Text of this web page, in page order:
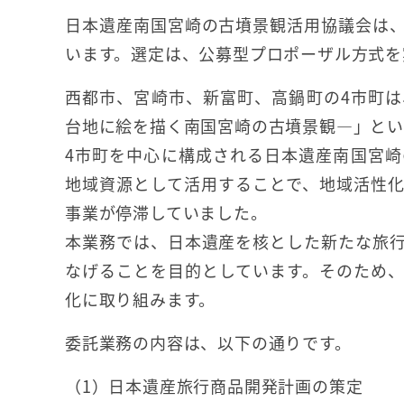
日本遺産南国宮崎の古墳景観活用協議会は
います。選定は、公募型プロポーザル方式を
西都市、宮崎市、新富町、高鍋町の4市町
台地に絵を描く南国宮崎の古墳景観―」と
4市町を中心に構成される日本遺産南国宮
地域資源として活用することで、地域活性
事業が停滞していました。
本業務では、日本遺産を核とした新たな旅
なげることを目的としています。そのため
化に取り組みます。
委託業務の内容は、以下の通りです。
（1）日本遺産旅行商品開発計画の策定